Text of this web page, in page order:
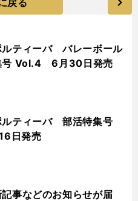
戻る
ルティーバ バレーボール
号 Vol.4 6月30日発売
ルティーバ 部活特集号
日発売
事などのお知らせが届